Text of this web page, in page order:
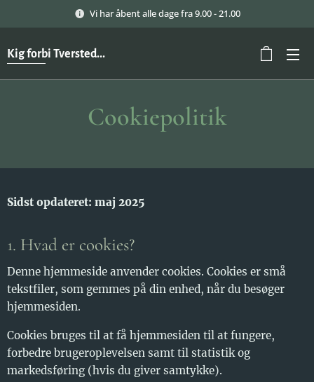
Vi har åbent alle dage fra 9.00 - 21.00
Kig forbi Tversted...
Cookiepolitik
Sidst opdateret: maj 2025
1. Hvad er cookies?
Denne hjemmeside anvender cookies. Cookies er små
tekstfiler, som gemmes på din enhed, når du besøger
hjemmesiden.
Cookies bruges til at få hjemmesiden til at fungere,
forbedre brugeroplevelsen samt til statistik og
markedsføring (hvis du giver samtykke).